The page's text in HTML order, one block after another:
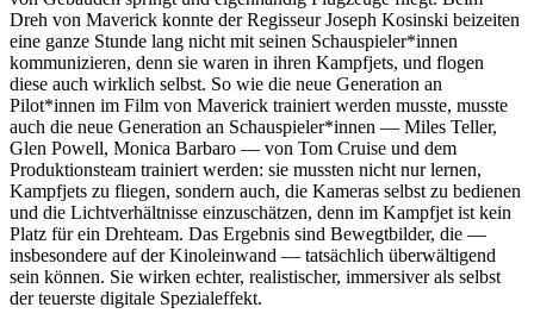
Dreh von Maverick konnte der Regisseur Joseph Kosinski beizeiten
eine ganze Stunde lang nicht mit seinen Schauspieler*innen
kommunizieren, denn sie waren in ihren Kampfjets, und flogen
diese auch wirklich selbst. So wie die neue Generation an
Pilot*innen im Film von Maverick trainiert werden musste, musste
auch die neue Generation an Schauspieler*innen — Miles Teller,
Glen Powell, Monica Barbaro — von Tom Cruise und dem
Produktionsteam trainiert werden: sie mussten nicht nur lernen,
Kampfjets zu fliegen, sondern auch, die Kameras selbst zu bedienen
und die Lichtverhältnisse einzuschätzen, denn im Kampfjet ist kein
Platz für ein Drehteam. Das Ergebnis sind Bewegtbilder, die —
insbesondere auf der Kinoleinwand — tatsächlich überwältigend
sein können. Sie wirken echter, realistischer, immersiver als selbst
der teuerste digitale Spezialeffekt.